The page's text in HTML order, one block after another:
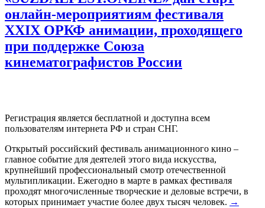
онлайн-мероприятиям фестиваля
XXIX ОРКФ анимации, проходящего
при поддержке Союза
кинематографистов России
Регистрация является бесплатной и доступна всем
пользователям интернета РФ и стран СНГ.
Открытый российский фестиваль анимационного кино –
главное событие для деятелей этого вида искусства,
крупнейший профессиональный смотр отечественной
мультипликации. Ежегодно в марте в рамках фестиваля
проходят многочисленные творческие и деловые встречи, в
которых принимает участие более двух тысяч человек. →